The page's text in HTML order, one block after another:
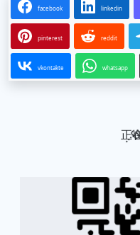
facebook linkedin
pinterest reddit
vkontakte whatsapp
正